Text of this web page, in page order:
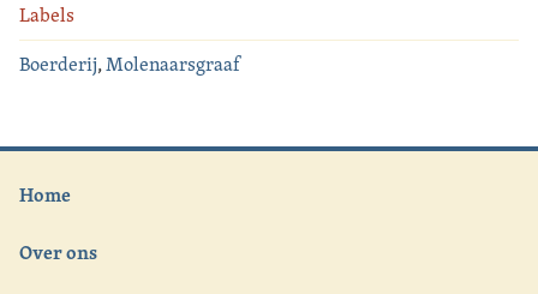
Labels
Boerderij,Molenaarsgraaf
Home
Over ons